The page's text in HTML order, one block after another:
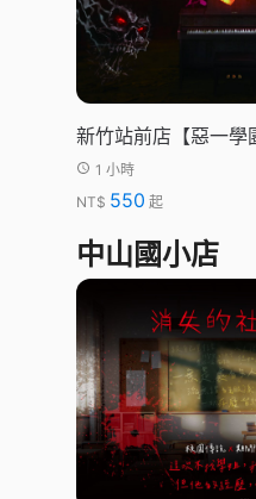
新竹站前店【惡一學
1 小時
NT$ 550 起
中山國小店